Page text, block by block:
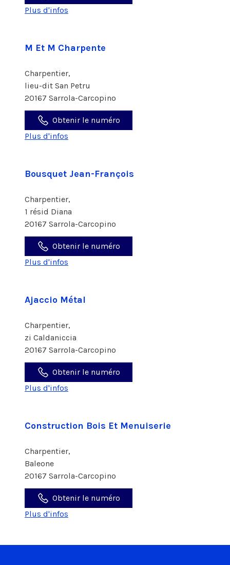
Plus d'infos
M Et M Charpente
Charpentier,
lieu-dit San Petru
20167 Sarrola-Carcopino
Obtenir le numéro
Plus d'infos
Bousquet Jean-François
Charpentier,
1 résid Diana
20167 Sarrola-Carcopino
Obtenir le numéro
Plus d'infos
Ajaccio Métal
Charpentier,
zi Caldaniccia
20167 Sarrola-Carcopino
Obtenir le numéro
Plus d'infos
Construction Bois Et Menuiserie
Charpentier,
Baleone
20167 Sarrola-Carcopino
Obtenir le numéro
Plus d'infos